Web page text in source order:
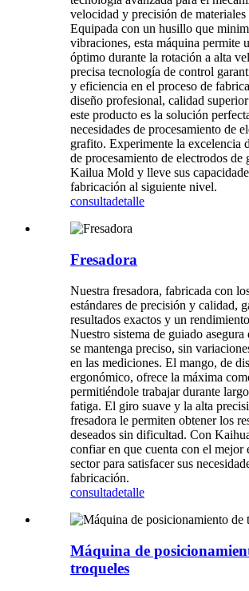
velocidad y precisión de
Equipada con un husillo que
vibraciones, esta máquina permite
óptimo durante la rotación a alta
precisa tecnología de control
y eficiencia en el proceso de
diseño profesional, calidad
este producto es la solución
necesidades de procesamiento de
grafito. Experimente la excelencia
de procesamiento de electrodos de
Kailua Mold y lleve sus
fabricación al siguiente nivel.
consultadetalle
Fresadora
Nuestra fresadora, fabricada con
estándares de precisión y calidad,
resultados exactos y un
Nuestro sistema de guiado asegura
se mantenga preciso, sin
en las mediciones. El mango, de
ergonómico, ofrece la máxima
permitiéndole trabajar durante
fatiga. El giro suave y la alta
fresadora le permiten obtener los
deseados sin dificultad. Con
confiar en que cuenta con el mejor
sector para satisfacer sus
fabricación.
consultadetalle
Máquina de
troqueles